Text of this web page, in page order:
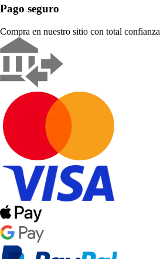
Pago seguro
Compra en nuestro sitio con total confianza